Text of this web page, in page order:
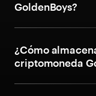
GoldenBoys?
¿Cómo
criptomoneda